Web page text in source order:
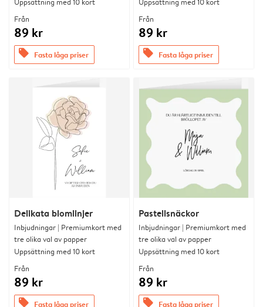
Från
89 kr
offers Fasta låga priser
Från
89 kr
offers Fasta låga priser
Delikata blomlinjer
Inbjudningar | Premiumkort med
tre olika val av papper
Uppsättning med 10 kort
Från
89 kr
offers Fasta låga priser
Pastellsnäckor
Inbjudningar | Premiumkort med
tre olika val av papper
Uppsättning med 10 kort
Från
89 kr
offers Fasta låga priser